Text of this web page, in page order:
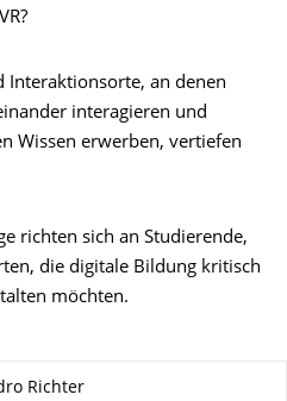
Interaktionsorte, an denen
interagieren und
Wissen erwerben, vertiefen
richten sich an Studierende,
die digitale Bildung kritisch
möchten.
Richter